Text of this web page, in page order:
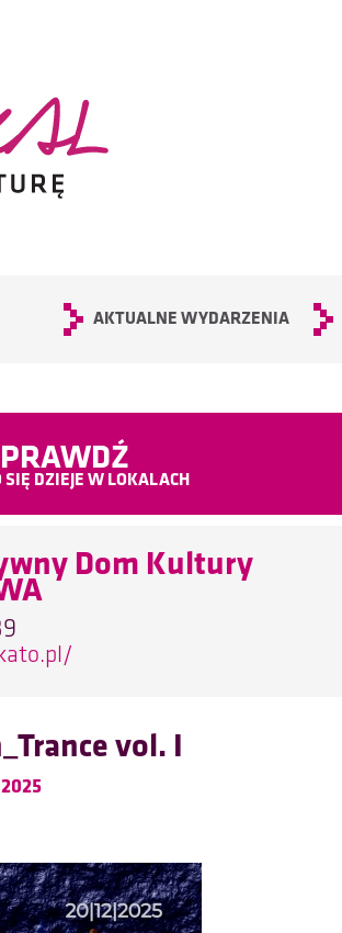
AKTUALNE WYDARZENIA
SIĘ DZIEJE W LOKALACH
Dom Kultury
vol. I